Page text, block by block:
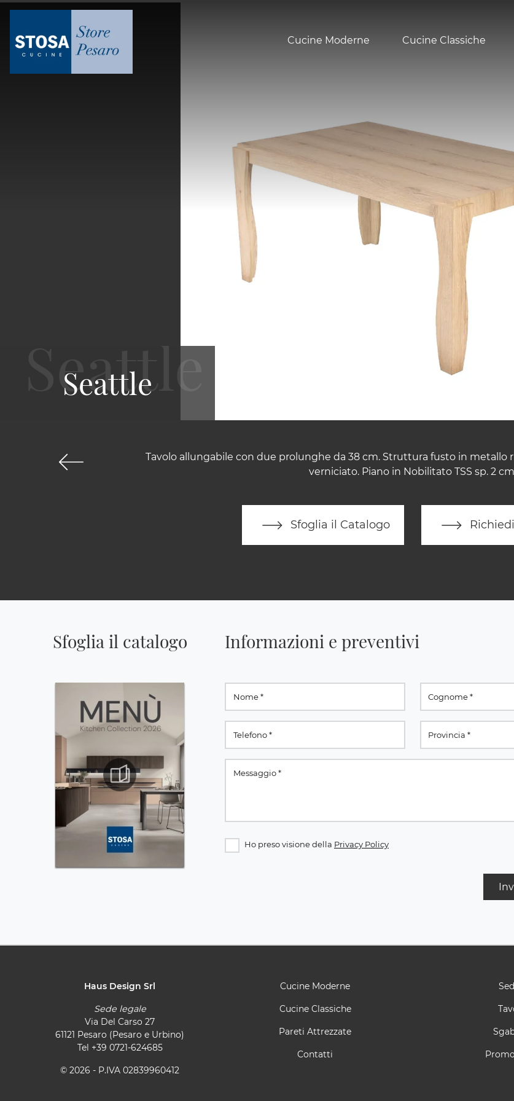
Cucine Moderne Cucine Classiche
Tavolo allungabile con due prolunghe da 38 cm. Struttura fusto in metallo
verniciato. Piano in Nobilitato TSS sp. 2
Sfoglia il Catalogo
Seattle
Sfoglia il catalogo Informazioni e preventivi
Ho preso visione della Privacy Policy
Haus Design Srl
Sede legale
Via Del Carso 27
61121 Pesaro (Pesaro e Urbino)
Tel +39 0721-624685
© 2026 - P.IVA 02839960412
Cucine Moderne
Cucine Classiche
Pareti Attrezzate
Contatti